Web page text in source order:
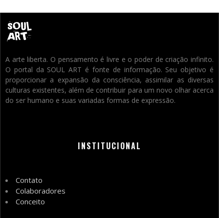
A arte liberta. O pensamento é livre e o poder de criação infinito.
O portal da SOUL ART é fonte de informação. Seu objetivo é
proporcionar a expansão da consciência, assimilar as diversas
culturas existentes, além de contribuir para um novo olhar acerca
do ser humano e suas variadas formas de expressão.
INSTITUCIONAL
Contato
Colaboradores
Conceito